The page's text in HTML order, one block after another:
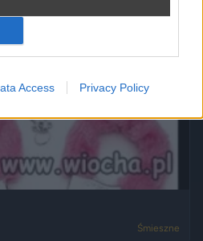
Access Privacy Policy
Śmieszne